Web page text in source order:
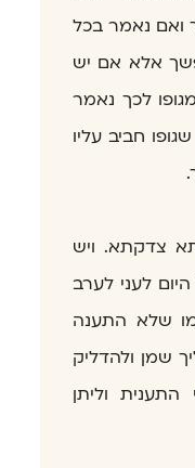
ואם נאמר בכל
אלא אם יש
לכך נאמר
חביב עליו
צדקתא. ויש
לעני לערב
שלא התענה
שמן ולהדליק
התענית וליתן